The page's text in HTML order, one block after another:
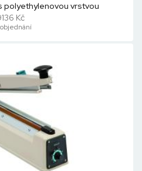
polyethylenovou vrstvou
Kč